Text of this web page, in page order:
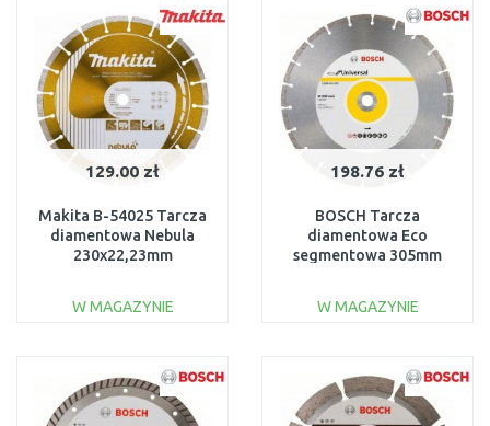
Do porównania Do porównania
129.00 zł
Makita B-54025 Tarcza
diamentowa Nebula
230x22,23mm
W MAGAZYNIE
Do porównania
198.76 zł
BOSCH Tarcza
diamentowa Eco
segmentowa 305mm
W MAGAZYNIE
Do porównania